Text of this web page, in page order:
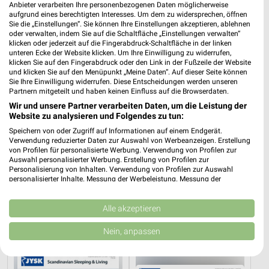
XXXLutz
Angebote ab 08.08.
ROLLER
Gartenliebe
Gültig bis Sa. 26.09.
JYSK JYSK
Anbieter verarbeiten Ihre personenbezogenen Daten möglicherweise
aufgrund eines berechtigten Interesses. Um dem zu widersprechen, öffnen
Sie die „Einstellungen“. Sie können Ihre Einstellungen akzeptieren, ablehnen
oder verwalten, indem Sie auf die Schaltfläche „Einstellungen verwalten“
klicken oder jederzeit auf die Fingerabdruck-Schaltfläche in der linken
unteren Ecke der Website klicken. Um Ihre Einwilligung zu widerrufen,
klicken Sie auf den Fingerabdruck oder den Link in der Fußzeile der Website
und klicken Sie auf den Menüpunkt „Meine Daten“. Auf dieser Seite können
Sie Ihre Einwilligung widerrufen. Diese Entscheidungen werden unseren
Partnern mitgeteilt und haben keinen Einfluss auf die Browserdaten.
Wir und unsere Partner verarbeiten Daten, um die Leistung der
Website zu analysieren und Folgendes zu tun:
Speichern von oder Zugriff auf Informationen auf einem Endgerät.
Verwendung reduzierter Daten zur Auswahl von Werbeanzeigen. Erstellung
von Profilen für personalisierte Werbung. Verwendung von Profilen zur
Auswahl personalisierter Werbung. Erstellung von Profilen zur
Personalisierung von Inhalten. Verwendung von Profilen zur Auswahl
personalisierter Inhalte. Messung der Werbeleistung. Messung der
Kombinationen von Daten aus verschiedenen Quellen. Entwicklung und
Verbesserung der Angebote. Verwendung reduzierter Daten zur Auswahl
von Inhalten.
Daten können außerhalb der Europäischen Union weitergegeben und in die
USA gesendet werden.
Website/App.
Alle akzeptieren
Nein, anpassen